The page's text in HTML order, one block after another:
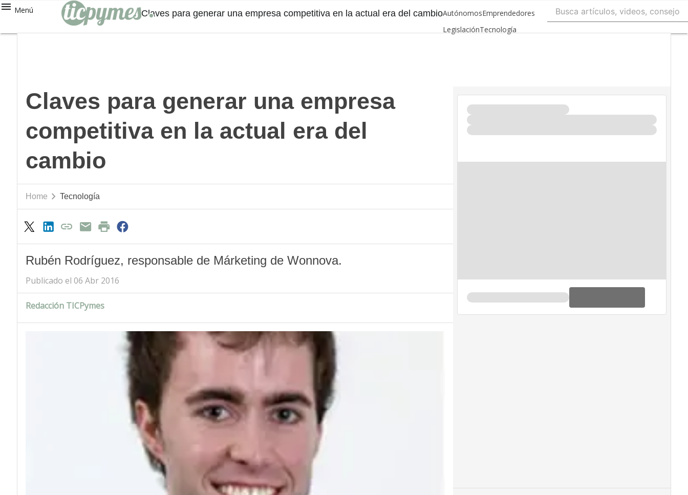
Menú Claves para generar una empresa competitiva en la actual era del cambioAutónomosEmprendedores
LegislaciónTecnología
Claves para generar una empresa
competitiva en la actual era del
cambio
Home Tecnología
Rubén Rodríguez, responsable de Márketing de Wonnova.
Publicado el 06 Abr 2016
Redacción TICPymes